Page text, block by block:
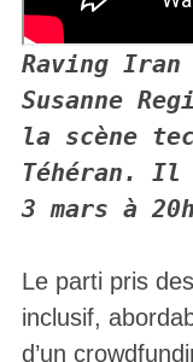
Raving
Susanne
la scène
Téhéran. Il
3 mars à
Le parti pris
inclusif,
d’un